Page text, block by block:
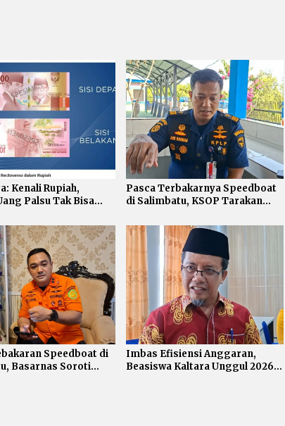
Kenali Rupiah,
Palsu Tak Bisa
Pasca Terbakarnya Speedboat
di Salimbatu, KSOP Tarakan
Edukasi Awak Kapal
Speedboat di
Basarnas Soroti
Imbas Efisiensi Anggaran,
Beasiswa Kaltara Unggul 2026